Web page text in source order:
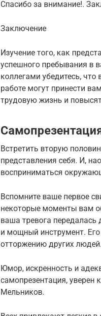
Спасибо за внимание!.
Заключение
Изучение того, как
успешного пребывания в
коллегами убедитесь,
работе могут принести
трудовую жизнь и
Встретить вторую
представления себя. И,
восприниматься
Вспомните ваше первое
некоторые моменты вам
ваша тревога передалась
и мощный инструмент.
отторжению других людей.
Юмор, искренность и
самопрезентация, уверен
Мельников.